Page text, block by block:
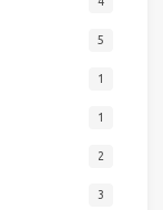
5
1
1
2
3